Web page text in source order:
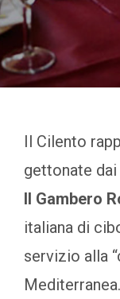
Il Cilento
gettonate
Il Gambero
italiana di
servizio alla